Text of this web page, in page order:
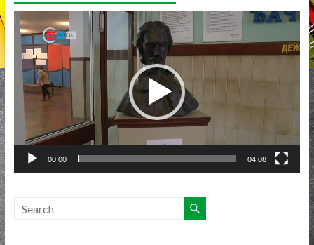
Прегледач
видео
записа
00:00 04:08